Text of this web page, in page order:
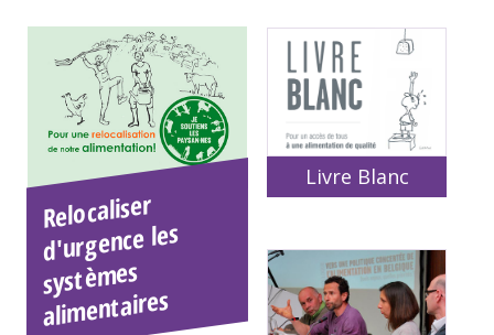
Relocaliser
d'urgence les
systè
mes
ali
mentaires
Livre Blanc